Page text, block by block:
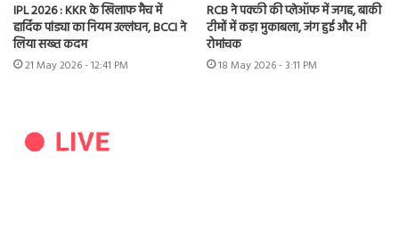
IPL 2026 : KKR के खिलाफ मैच में
हार्दिक पांड्या का नियम उल्लंघन, BCCI ने
लिया सख्त कदम
21 May 2026 - 12:41 PM
RCB ने पक्की की प्लेऑफ में जगह, बाकी
टीमों में कड़ा मुकाबला, जंग हुई और भी
रोमांचक
18 May 2026 - 3:11 PM